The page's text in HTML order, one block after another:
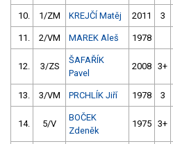
10. 1/ZM KREJČÍ Matěj 2011 3
11. 2/VM MAREK Aleš 1978
12. 3/ZS
ŠAFAŘÍK
Pavel
2008 3+
13. 3/VM PRCHLÍK Jiří 1978 3
14. 5/V
BOČEK
Zdeněk
1975 3+